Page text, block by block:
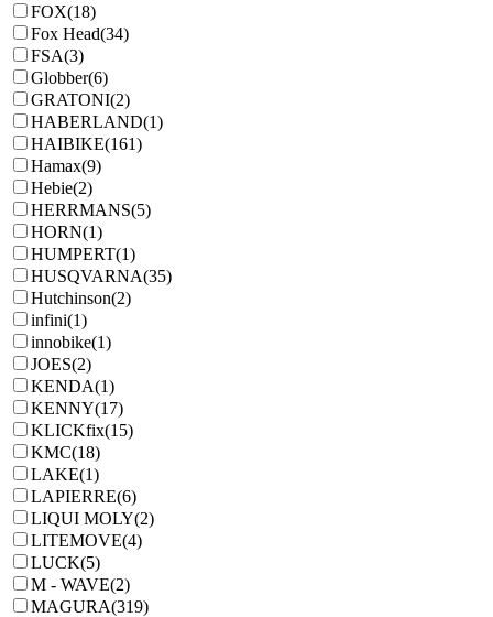
FOX(18)
Fox Head(34)
FSA(3)
Globber(6)
GRATONI(2)
HABERLAND(1)
HAIBIKE(161)
Hamax(9)
Hebie(2)
HERRMANS(5)
HORN(1)
HUMPERT(1)
HUSQVARNA(35)
Hutchinson(2)
infini(1)
innobike(1)
JOES(2)
KENDA(1)
KENNY(17)
KLICKfix(15)
KMC(18)
LAKE(1)
LAPIERRE(6)
LIQUI MOLY(2)
LITEMOVE(4)
LUCK(5)
M - WAVE(2)
MAGURA(319)